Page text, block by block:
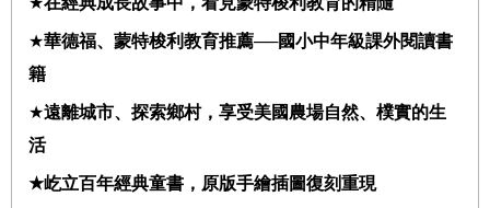
★華德福、蒙特梭利教育推薦──國小中年級課外閱讀書
籍
★遠離城市、探索鄉村，享受美國農場自然、樸實的生
活
★屹立百年經典童書，原版手繪插圖復刻重現